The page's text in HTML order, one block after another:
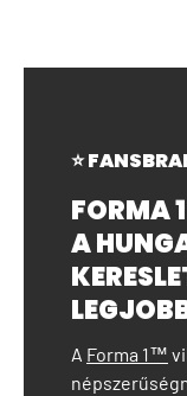
⭐
FORMA
A
A Forma 1™